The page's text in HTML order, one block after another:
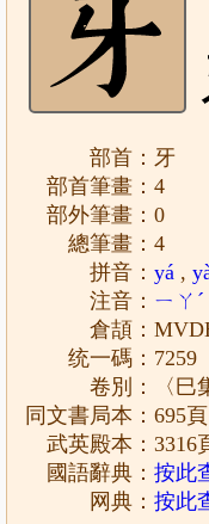
部首：牙
部首筆畫：4
部外筆畫：0
總筆畫：4
拼音：yá ,
注音： ㄧㄚˊ
倉頡：
统一碼：7259
卷別：〈巳集
同文書局本：695
武英殿本：
國語辭典：按此
网典：按此